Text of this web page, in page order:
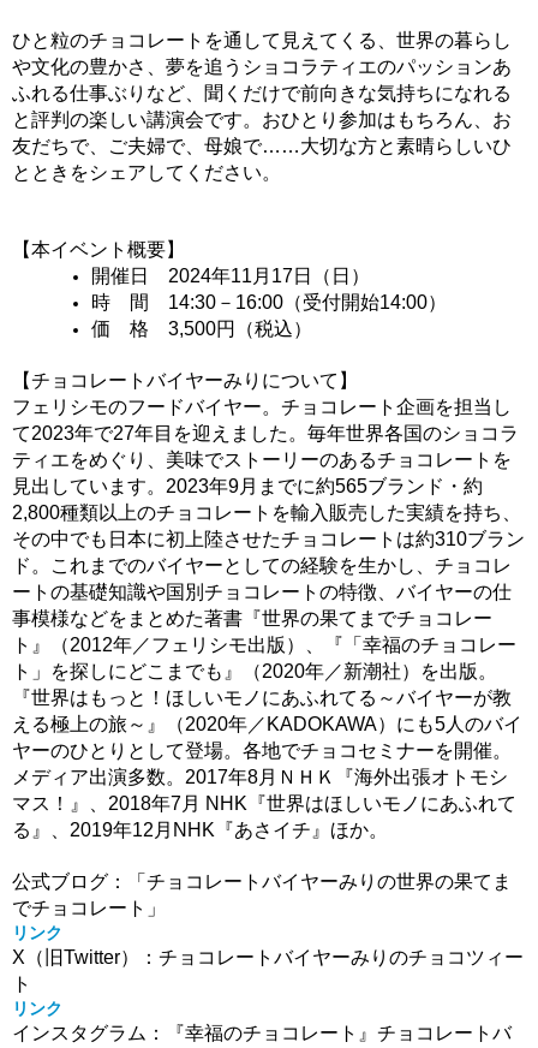
ひと粒のチョコレートを通して見えてくる、世界の暮らし
や文化の豊かさ、夢を追うショコラティエのパッションあ
ふれる仕事ぶりなど、聞くだけで前向きな気持ちになれる
と評判の楽しい講演会です。おひとり参加はもちろん、お
友だちで、ご夫婦で、母娘で……大切な方と素晴らしいひ
とときをシェアしてください。
【本イベント概要】
開催日　2024年11月17日（日）
時　間　14:30－16:00（受付開始14:00）
価　格　3,500円（税込）
【チョコレートバイヤーみりについて】
フェリシモのフードバイヤー。チョコレート企画を担当し
て2023年で27年目 を迎えました。毎年世界各国のショコラ
ティエをめぐり、美味でストーリーのあるチョコレートを
見出しています。2023年9月までに約565ブランド・約
2,800種類以上のチョコレートを輸入販売した実績を持ち、
その中でも日本に初上陸させたチョコレートは約310ブラン
ド。これまでのバイヤーとしての経験を生かし、チョコレ
ートの基礎知識や国別チョコレートの特徴、バイヤーの仕
事模様などをまとめた著書『世界の果てまでチョコレー
ト』（2012年／フェリシモ出版）、『「幸福のチョコレー
ト」を探しにどこまでも』（2020年／新潮社）を出版。
『世界はもっと！ほしいモノにあふれてる～バイヤーが教
える極上の旅～』（2020年／KADOKAWA）にも5人のバイ
ヤーのひとりとして登場。各地でチョコセミナーを開催。
メディア出演多数。2017年8月ＮＨＫ『海外出張オトモシ
マス！』、2018年7月 NHK『世界はほしいモノにあふれて
る』、2019年12月NHK『あさイチ』ほか。
公式ブログ：「チョコレートバイヤーみりの世界の果てま
でチョコレート」
リンク
X（旧Twitter）：チョコレートバイヤーみりのチョコツィー
ト
リンク
インスタグラム：『幸福のチョコレート』チョコレートバ